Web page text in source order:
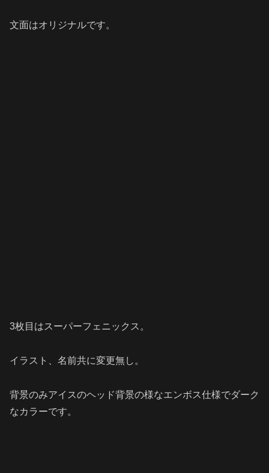
文面はオリジナルです。
3枚目はスーパーフェニックス。
イラスト、名前共に変更無し。
背景のみアイスのヘッド背景の様なエンボス仕様でダーク
なカラーです。